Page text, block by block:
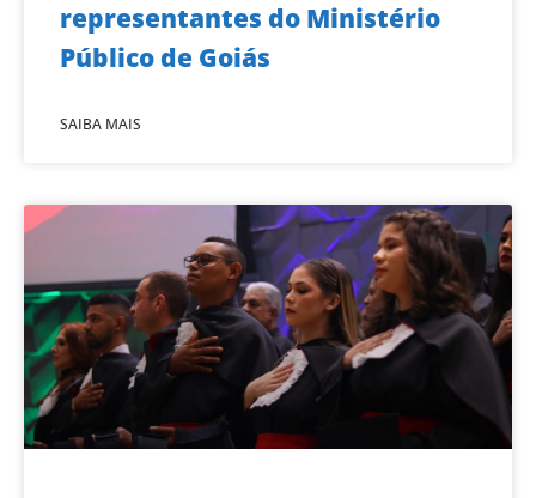
representantes do Ministério
Público de Goiás
SAIBA MAIS